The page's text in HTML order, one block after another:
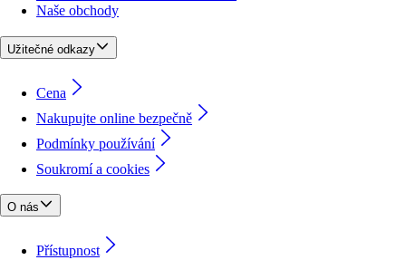
Naše obchody
Užitečné odkazy
Cena
Nakupujte online bezpečně
Podmínky používání
Soukromí a cookies
O nás
Přístupnost